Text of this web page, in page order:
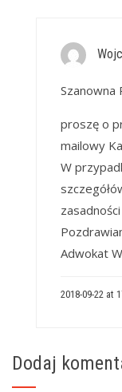
Szanowna
proszę o
mailowy
W
Adwokat
2018-09-22 at
Dodaj